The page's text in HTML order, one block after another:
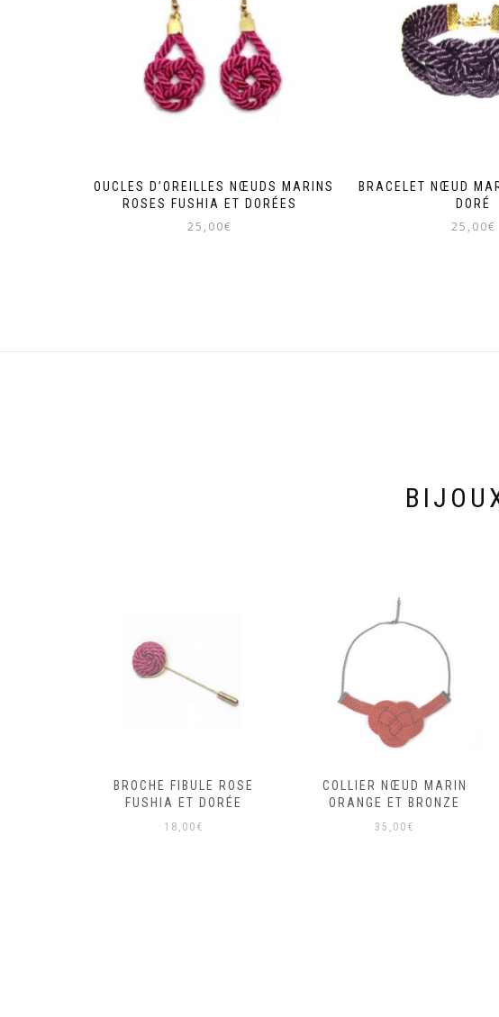
BOUCLES D’OREILLES NŒUDS MARINS
ROSES FUSHIA ET DORÉES
25,00€
BRACELET NŒUD
DORÉ
25,00€
BROCHE FIBULE ROSE
FUSHIA ET DORÉE
18,00 €
COLLIER NŒUD MARIN
ORANGE ET BRONZE
35,00 €